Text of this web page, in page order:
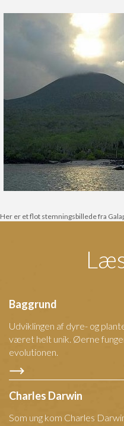
Her er et flot stemningsbillede fra
Baggrund
Udviklingen af dyre- og
været helt unik. Øerne
evolutionen.
Charles Darwin
Som ung kom Charles